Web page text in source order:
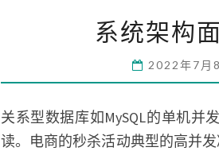
系统架构
2022年7月
关系型数据库如MySQL的单机并
读。电商的秒杀活动典型的高并